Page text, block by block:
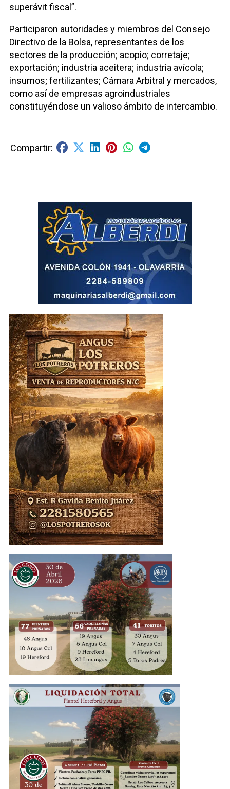
superávit fiscal”.
Participaron autoridades y miembros del Consejo
Directivo de la Bolsa, representantes de los
sectores de la producción; acopio; corretaje;
exportación; industria aceitera; industria avícola;
insumos; fertilizantes; Cámara Arbitral y mercados,
como así de empresas agroindustriales
constituyéndose un valioso ámbito de intercambio.